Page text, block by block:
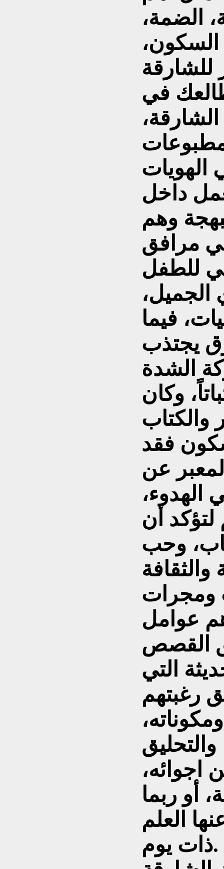
الضمة،
السكون،
للشارقة
في
الهويات
داخل
وهم
مرافق
الجميل،
فيما
يجتذب
الشدة
وكان
والكتاب
فقد
عن
الهدوء،
أن
وحب
ومجرات
عوامل
القصص
التي
رغبتهم
اجوائه،
أو ربما
العلم
ذات يوم.